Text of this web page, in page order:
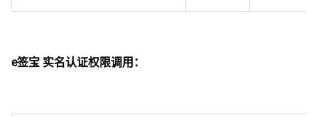
e签宝 实名认证权限调用：